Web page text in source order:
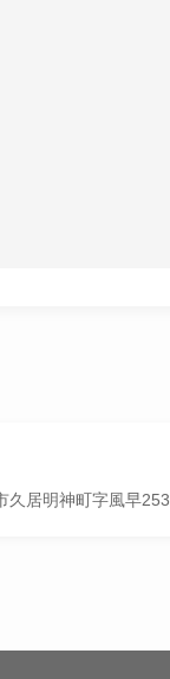
久居明神町字風早